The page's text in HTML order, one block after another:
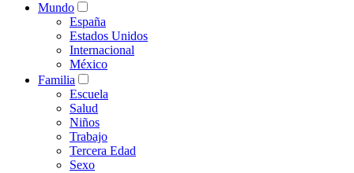
Mundo
España
Estados Unidos
Internacional
México
Familia
Escuela
Salud
Niños
Trabajo
Tercera Edad
Sexo